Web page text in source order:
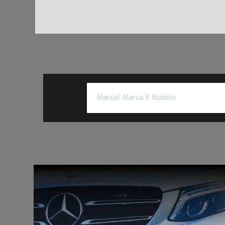
Marca/ Marca Y Modelo